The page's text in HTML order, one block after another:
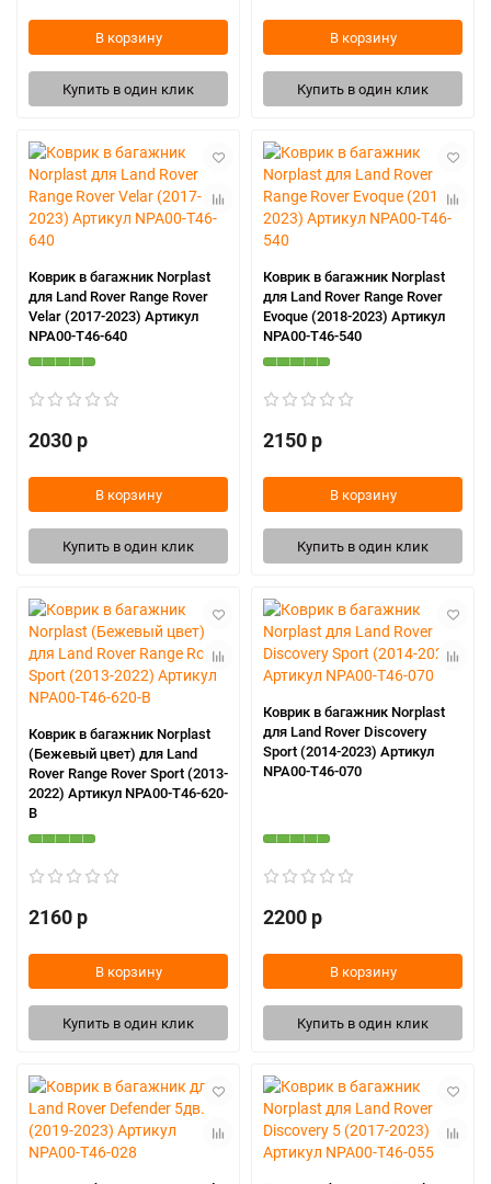
В корзину
Купить в один клик
В корзину
Купить в один клик
Коврик в багажник Norplast
для Land Rover Range Rover
Velar (2017-2023) Артикул
NPA00-T46-640
2030 р
В корзину
Купить в один клик
Коврик в багажник Norplast
для Land Rover Range Rover
Evoque (2018-2023) Артикул
NPA00-T46-540
2150 р
В корзину
Купить в один клик
Коврик в багажник Norplast
(Бежевый цвет) для Land
Rover Range Rover Sport (2013-
2022) Артикул NPA00-T46-620-
B
2160 р
В корзину
Купить в один клик
Коврик в багажник Norplast
для Land Rover Discovery
Sport (2014-2023) Артикул
NPA00-T46-070
2200 р
В корзину
Купить в один клик